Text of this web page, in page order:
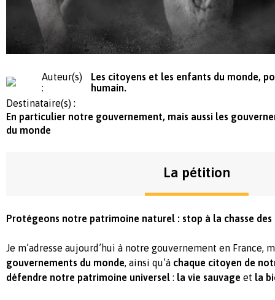
Auteur(s)
:
Les citoyens et les enfants du monde,
humain.
Destinataire(s) :
En particulier notre gouvernement, mais aussi les
du monde
La pétition
Protégeons notre patrimoine naturel : stop à la chasse des
Je m’adresse aujourd’hui à notre gouvernement en France,
gouvernements du monde, ainsi qu’à chaque citoyen de
défendre notre patrimoine universel : la vie sauvage et la